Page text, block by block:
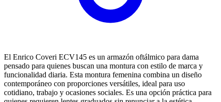
El Enrico Coveri ECV145 es un armazón oftálmico para dama
pensado para quienes buscan una montura con estilo de marca y
funcionalidad diaria. Esta montura femenina combina un diseño
contemporáneo con proporciones versátiles, ideal para uso
cotidiano, trabajo y ocasiones sociales. Es una opción práctica para